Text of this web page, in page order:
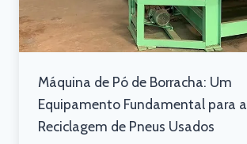
Máquina de Pó de Borracha: Um
Equipamento Fundamental para a
Reciclagem de Pneus Usados